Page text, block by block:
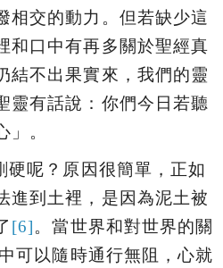
相交的動力。但若缺少這
和口中有再多關於聖經真
結不出果實來，我們的靈
靈有話說：你們今日若聽
」。
硬呢？原因很簡單，正如
進到土裡，是因為泥土被
[6]。當世界和對世界的關
可以隨時通行無阻，心就